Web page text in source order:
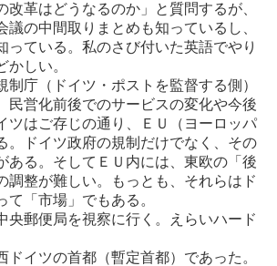
改革はどうなるのか」と質問するが、
議の中間取りまとめも知っているし、
っている。私のさび付いた英語でやり
かしい。
制庁（ドイツ・ポストを監督する側）
民営化前後でのサービスの変化や今後
ツはご存じの通り、ＥＵ（ヨーロッパ
。ドイツ政府の規制だけでなく、その
ある。そしてＥＵ内には、東欧の「後
調整が難しい。もっとも、それらはド
て「市場」でもある。
央郵便局を視察に行く。えらいハード
ドイツの首都（暫定首都）であった。